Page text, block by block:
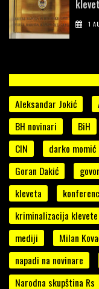
1
Aleksandar Jokić
BH novinari
BiH
CIN
darko momić
Goran Dakić
kleveta
kriminalizacija klevete
mediji
Milan
napadi na novinare
Narodna skupština Rs